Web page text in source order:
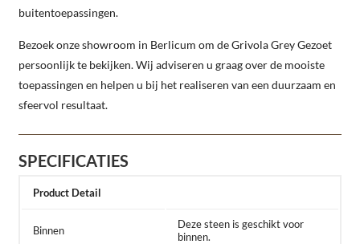
buitentoepassingen.
Bezoek onze showroom in Berlicum om de Grivola Grey Gezoet
persoonlijk te bekijken. Wij adviseren u graag over de mooiste
toepassingen en helpen u bij het realiseren van een duurzaam en
sfeervol resultaat.
SPECIFICATIES
Product Detail
Binnen
Deze steen is geschikt voor
binnen.